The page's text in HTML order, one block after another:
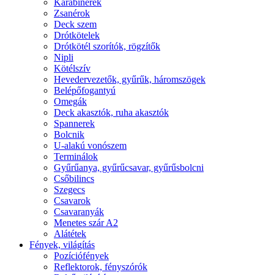
Karabínerek
Zsanérok
Deck szem
Drótkötelek
Drótkötél szorítók, rögzítők
Nipli
Kötélszív
Hevedervezetők, gyűrűk, háromszögek
Belépőfogantyú
Omegák
Deck akasztók, ruha akasztók
Spannerek
Bolcnik
U-alakú vonószem
Terminálok
Gyűrűanya, gyűrűcsavar, gyűrűsbolcni
Csőbilincs
Szegecs
Csavarok
Csavaranyák
Menetes szár A2
Alátétek
Fények, világítás
Pozíciófények
Reflektorok, fényszórók